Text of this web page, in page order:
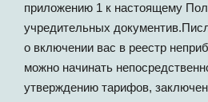
приложению 1 к настоящему
учредительных
о включении вас в реестр
можно начинать
утверждению тарифов,